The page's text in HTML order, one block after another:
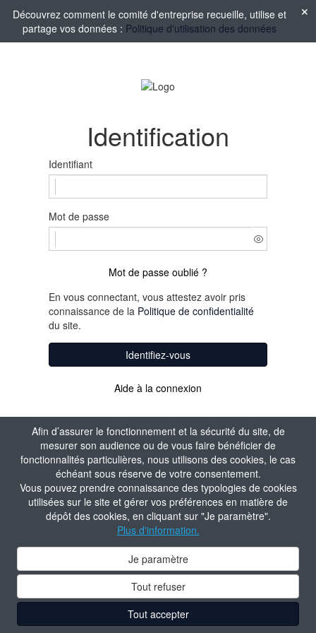
Afin d’assurer le fonctionnement et la sécurité du site, de
mesurer son audience ou de vous faire bénéficier de
fonctionnalités particulières, nous utilisons des cookies, le cas
échéant sous réserve de votre consentement.
Vous pouvez prendre connaissance des typologies de cookies
utilisées sur le site et gérer vos préférences en matière de
dépôt des cookies, en cliquant sur "Je paramètre".
Plus d'information.
Je paramètre
Tout refuser
Tout accepter
Découvrez comment le comité d'entreprise recueille, utilise et
partage vos données : Politique d'utilisation des données
Identification
Identifiant
Mot de passe
Mot de passe oublié ?
En vous connectant, vous attestez avoir pris
connaissance de la Politique de confidentialité
du site.
Identifiez-vous
Aide à la connexion